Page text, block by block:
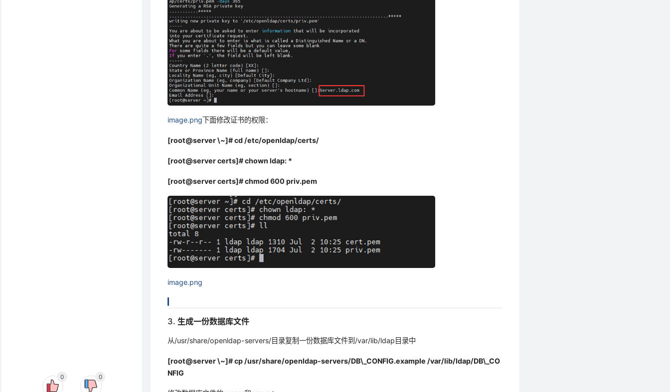
0 0
image.png下面修改证书的权限：
[root@server \~]# cd /etc/openldap/certs/
[root@server certs]# chown ldap: *
[root@server certs]# chmod 600 priv.pem
image.png
3. 生成一份数据库文件
从/usr/share/openldap-servers/目录复制一份数据库文件到/var/lib/ldap目录中
[root@server \~]# cp /usr/share/openldap-servers/DB\_CONFIG.example /var/lib/ldap/DB\_CO
NFIG